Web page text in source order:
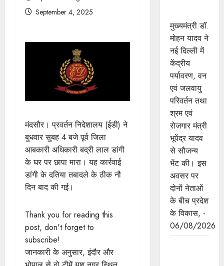
September 4, 2025
मंदसौर। प्रवर्तन निदेशालय (ईडी) ने
बुधवार सुबह 4 बजे पूर्व जिला
आबकारी अधिकारी बद्री लाल डांगी
के घर पर छापा मारा। यह कार्रवाई
डांगी के दतिया तबादले के ठीक नौ
दिन बाद की गई।
Thank you for reading this
post, don't forget to
subscribe!
जानकारी के अनुसार, इंदौर और
मुख्यमंत्री डॉ.
मोहन यादव ने
नई दिल्ली में
केंद्रीय
पर्यावरण, वन
एवं जलवायु
परिवर्तन तथा
श्रम एवं
रोजगार मंत्री
भूपेंद्र यादव
से सौजन्य
भेंट की। इस
अवसर पर
दोनों नेताओं
के बीच प्रदेश
के विकास, -
06/08/2026